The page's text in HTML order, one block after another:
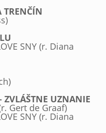
TRENČÍN
SNY (r. Diana
UZNANIE
Gert de Graaf)
SNY (r. Diana